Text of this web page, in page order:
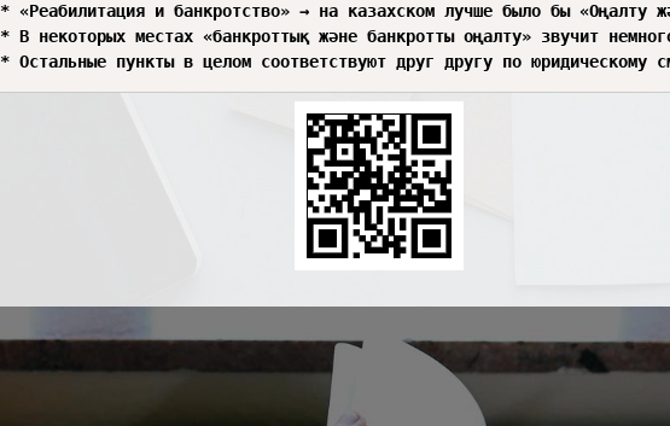
* «Реабилитация и банкротство» → на казахском лучше было бы «Оңалту
* В некоторых местах «банкроттық және банкротты оңалту» звучит
* Остальные пункты в целом соответствуют друг другу по юридическому